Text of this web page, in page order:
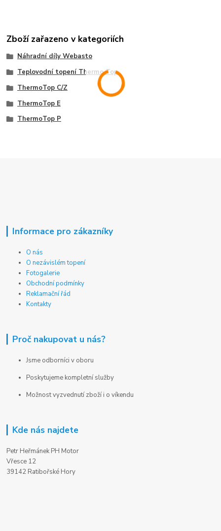
Zboží zařazeno v kategoriích
Náhradní díly Webasto
Teplovodní topení Thermo Top
ThermoTop C/Z
ThermoTop E
ThermoTop P
Informace pro zákazníky
O nás
O nezávislém topení
Fotogalerie
Obchodní podmínky
Reklamační řád
Kontakty
Proč nakupovat u nás?
Jsme odborníci v oboru
Poskytujeme kompletní služby
Možnost vyzvednutí zboží i o víkendu
Kde nás najdete
Petr Heřmánek PH Motor
Vřesce 12
39142 Ratibořské Hory